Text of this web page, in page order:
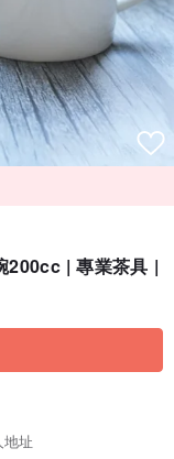
200cc | 專業茶具 |
址